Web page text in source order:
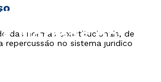
Normas no
das normas constitucionais, de
repercussão no sistema jurídico